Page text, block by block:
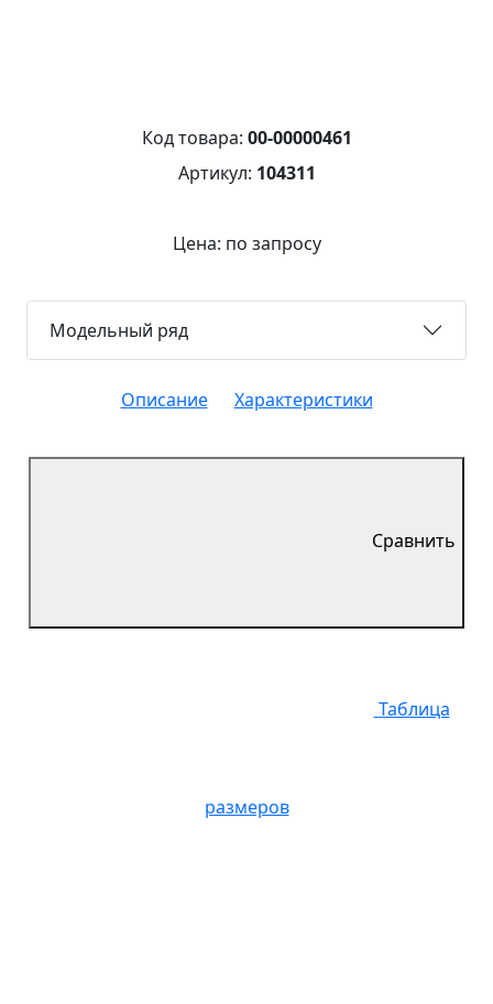
Код товара: 00-00000461
Артикул: 104311
Цена: по запросу
Модельный ряд
Описание Характеристики
Сравнить
Таблица
размеров